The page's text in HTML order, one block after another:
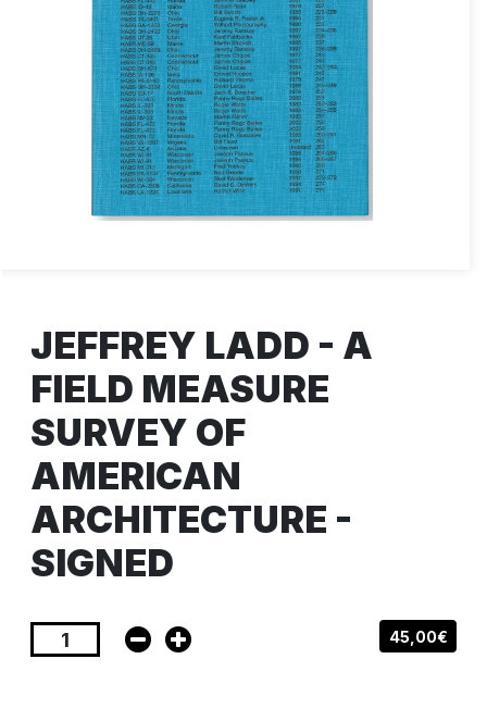
JEFFREY LADD - A
FIELD MEASURE
SURVEY OF
AMERICAN
ARCHITECTURE -
SIGNED
45,00€